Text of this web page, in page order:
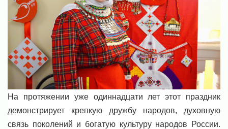
На протяжении уже одиннадцати лет этот праздник
демонстрирует крепкую дружбу народов, духовную
связь поколений и богатую культуру народов России.